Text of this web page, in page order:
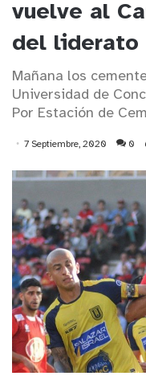
vuelve al
del liderato
Mañana los
Universidad de
Por Estación de
7 Septiembre, 2020 0